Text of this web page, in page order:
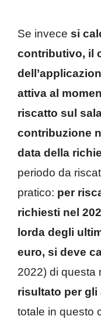
Se invece si
contributivo, il
attiva al
riscatto sul
contribuzione
data della
periodo da
pratico: per
richiesti nel
lorda degli
euro, si deve
2022) di questa
risultato per gli
totale in questo